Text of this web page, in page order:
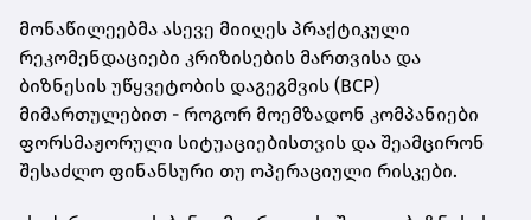
მონაწილეებმა ასევე მიიღეს პრაქტიკული
რეკომენდაციები კრიზისების მართვისა და
ბიზნესის უწყვეტობის დაგეგმვის (BCP)
მიმართულებით - როგორ მოემზადონ კომპანიები
ფორსმაჟორული სიტუაციებისთვის და შეამცირონ
შესაძლო ფინანსური თუ ოპერაციული რისკები.